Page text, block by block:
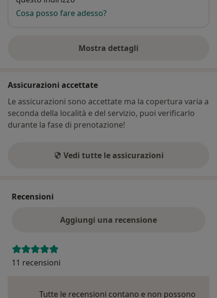
Cosa posso fare adesso?
Mostra dettagli
sull'indirizzo
Assicurazioni accettate
Le assicurazioni sono accettate ma la copertura varia a
seconda della località e del servizio, puoi verificarlo
durante la fase di prenotazione!
Vedi tutte le assicurazioni
Recensioni
Aggiungi una recensione
11 recensioni
Tutte le recensioni contano e non possono